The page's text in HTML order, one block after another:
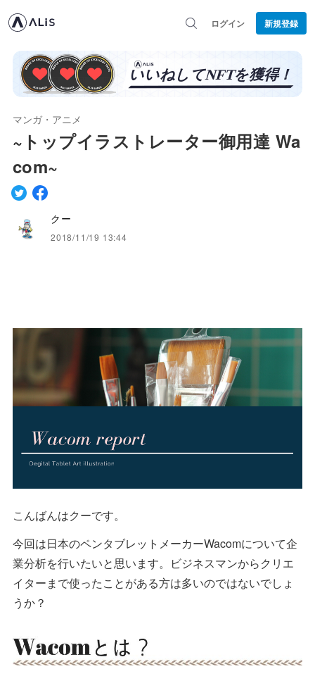
ログイン 新規登録
マンガ・アニメ
~トップイラストレーター御用達 Wa
com~
クー
2018/11/19 13:44
こんばんはクーです。
今回は日本のペンタブレットメーカーWacomについて企
業分析を行いたいと思います。ビジネスマンからクリエ
イターまで使ったことがある方は多いのではないでしょ
うか？